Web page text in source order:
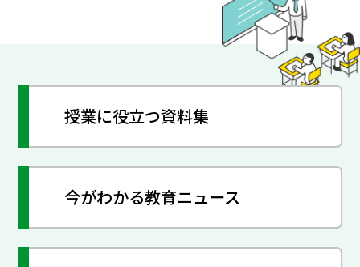
授業に役立つ資料集
今がわかる教育ニュース